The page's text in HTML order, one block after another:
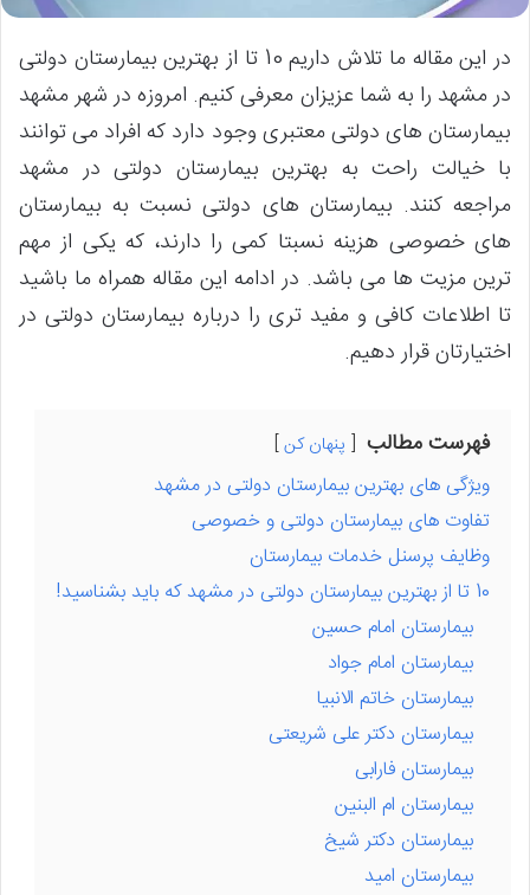
در این مقاله ما تلاش داریم 10 تا از بهترین بیمارستان دولتی
در مشهد را به شما عزیزان معرفی کنیم. امروزه در شهر مشهد
بیمارستان های دولتی معتبری وجود دارد که افراد می توانند
با خیالت راحت به بهترین بیمارستان دولتی در مشهد
مراجعه کنند. بیمارستان های دولتی نسبت به بیمارستان
های خصوصی هزینه نسبتا کمی را دارند، که یکی از مهم
ترین مزیت ها می باشد. در ادامه این مقاله همراه ما باشید
تا اطلاعات کافی و مفید تری را درباره بیمارستان دولتی در
اختیارتان قرار دهیم.
فهرست مطالب پنهان کن
ویژگی های بهترین بیمارستان دولتی در مشهد
تفاوت های بیمارستان دولتی و خصوصی
وظایف پرسنل خدمات بیمارستان
10 تا از بهترین بیمارستان دولتی در مشهد که باید بشناسید!
بیمارستان امام حسین
بیمارستان امام جواد
بیمارستان خاتم الانبیا
بیمارستان دکتر علی شریعتی
بیمارستان فارابی
بیمارستان ام البنین
بیمارستان دکتر شیخ
بیمارستان امید